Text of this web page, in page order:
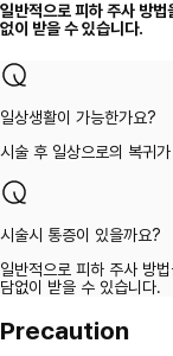
일반적으로 피하 주사 방
없이 받을 수 있습니다.
일상생활이 가능한가요?
시술 후 일상으로의 복귀
시술시 통증이 있을까요?
일반적으로 피하 주사 방
담없이 받을 수 있습니다.
Precaution